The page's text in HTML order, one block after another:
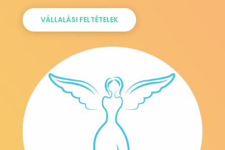
VÁLLALÁSI FELTÉTELEK